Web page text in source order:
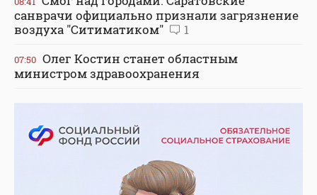
санврачи официально признали загрязнение
воздуха "Ситиматиком"
1
07:50 Олег Костин станет областным
министром здравоохранения